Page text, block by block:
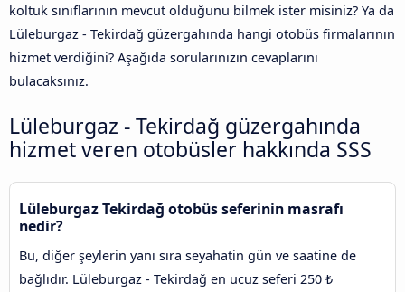
koltuk sınıflarının mevcut olduğunu bilmek ister misiniz? Ya da
Lüleburgaz - Tekirdağ güzergahında hangi otobüs firmalarının
hizmet verdiğini? Aşağıda sorularınızın cevaplarını
bulacaksınız.
Lüleburgaz - Tekirdağ güzergahında
hizmet veren otobüsler hakkında SSS
Lüleburgaz Tekirdağ otobüs seferinin masrafı
nedir?
Bu, diğer şeylerin yanı sıra seyahatin gün ve saatine de
bağlıdır. Lüleburgaz - Tekirdağ en ucuz seferi 250 ₺